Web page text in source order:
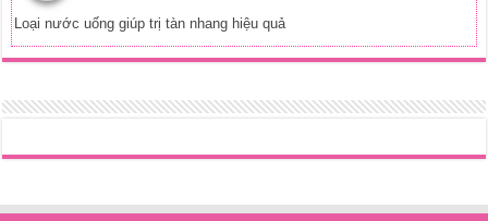
Loại nước uống giúp trị tàn nhang hiệu quả